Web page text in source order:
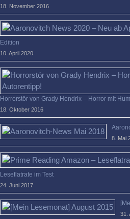
18. November 2016
Edition
10. April 2020
Horrorstör von Grady Hendrix – Horror mit
18. Oktober 2016
8. Mai
Leseflatrate im Test
24. Juni 2017
31.